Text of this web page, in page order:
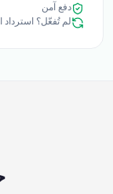
دفع آمن
لم تُفعّل؟ استرداد